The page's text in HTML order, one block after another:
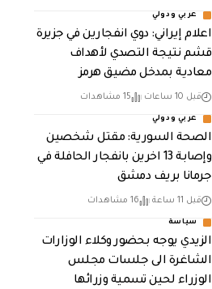
عربي ودولي
اعلام إيراني: دوي انفجارين في جزيرة
قشم نتيجة التصدي لأهداف
معادية بمدخل مضيق هرمز
قبل 10 ساعات 15 مشاهدات
عربي ودولي
الصحة السورية: مقتل شخصين
وإصابة 13 اخرين بانفجار الحافلة في
جرمانا بريف دمشق
قبل 11 ساعة 16 مشاهدات
سياسة
الزيدي يوجه بحضور وكلاء الوزارات
الشاغرة الى جلسات مجلس
الوزراء لحين تسمية وزرائها